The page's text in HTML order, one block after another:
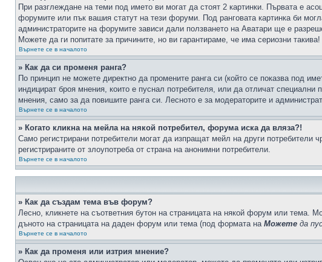
При разглеждане на теми под името ви могат да стоят 2 картинки. Първата е
форумите или пък вашия статут на тези форуми. Под ранговата картинка би
администраторите на форумите зависи дали ползването на Аватари ще е
Можете да ги попитате за причините, но ви гарантираме, че има сериозни такива!
Върнете се в началото
» Как да си променя ранга?
По принцип не можете директно да промените ранга си (който се показва под
индицират броя мнения, които е пуснал потребителя, или да отличат
мнения, само за да повишите ранга си. Лесното е за модераторите и
Върнете се в началото
» Когато кликна на мейла на някой потребител, форума иска да вляза?!
Само регистрирани потребители могат да изпращат мейл на други
регистрираните от злоупотреба от страна на анонимни потребители.
Върнете се в началото
» Как да създам тема във форум?
Лесно, кликнете на съответния бутон на страницата на някой форум или тема.
дъното на страницата на даден форум или тема (под формата на Можете да
Върнете се в началото
» Как да променя или изтрия мнение?